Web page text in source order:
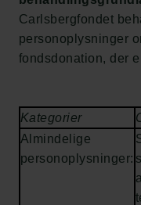
Carlsbergfondet
personoplysninger
fondsdonation, der
Kategorier
Almindelige
personoplysninger: